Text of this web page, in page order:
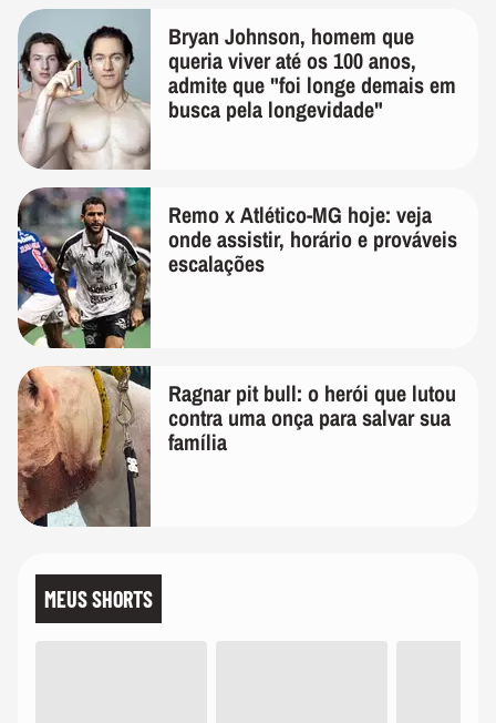
Bryan Johnson, homem que
queria viver até os 100 anos,
admite que "foi longe demais em
busca pela longevidade"
Remo x Atlético-MG hoje: veja
onde assistir, horário e prováveis
escalações
Ragnar pit bull: o herói que lutou
contra uma onça para salvar sua
família
MEUS SHORTS